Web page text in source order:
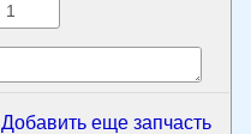
Добавить еще запчасть